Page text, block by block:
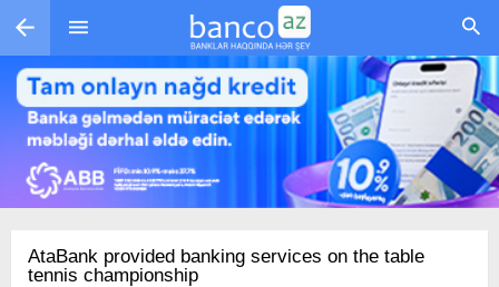
Перейти к основному содержанию
AtaBank provided banking services on the table
tennis championship